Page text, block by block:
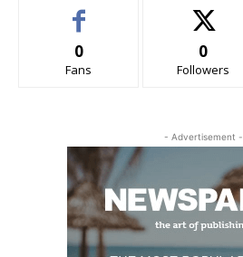
0
Fans
0
Followers
- Advertisement -